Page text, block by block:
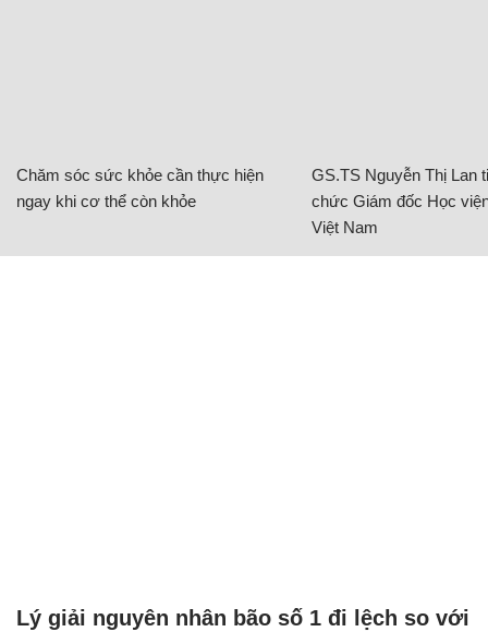
Chăm sóc sức khỏe cần thực hiện
ngay khi cơ thể còn khỏe
GS.TS Nguyễn Thị Lan
chức Giám đốc Học
Việt Nam
Lý giải nguyên nhân bão số 1 đi lệch so với